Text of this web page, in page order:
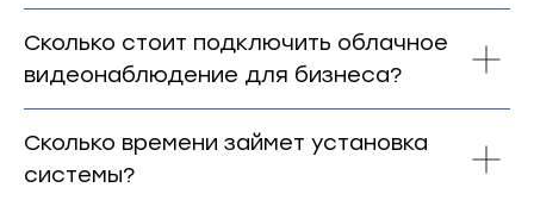
Сколько стоит подключить облачное
видеонаблюдение для бизнеса?
Сколько времени займет установка
системы?